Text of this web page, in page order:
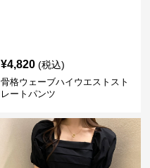
¥4,820 (税込)
骨格ウェーブハイウエストスト
レートパンツ